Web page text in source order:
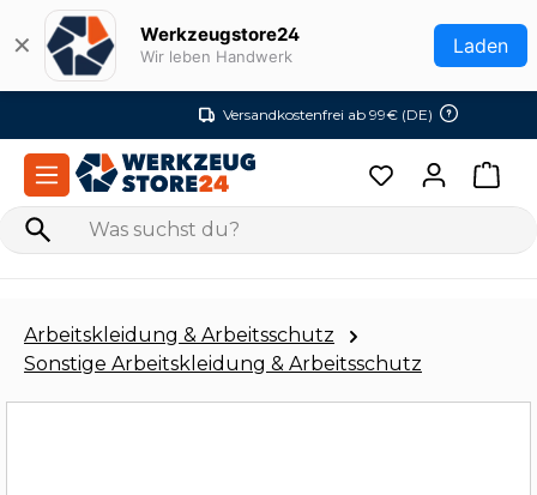
Zum Hauptinhalt springen
✕ Werkzeugstore24
Wir leben Handwerk Laden
Versandkostenfrei ab 99€ (DE)
Arbeitskleidung & Arbeitsschutz
Sonstige Arbeitskleidung & Arbeitsschutz